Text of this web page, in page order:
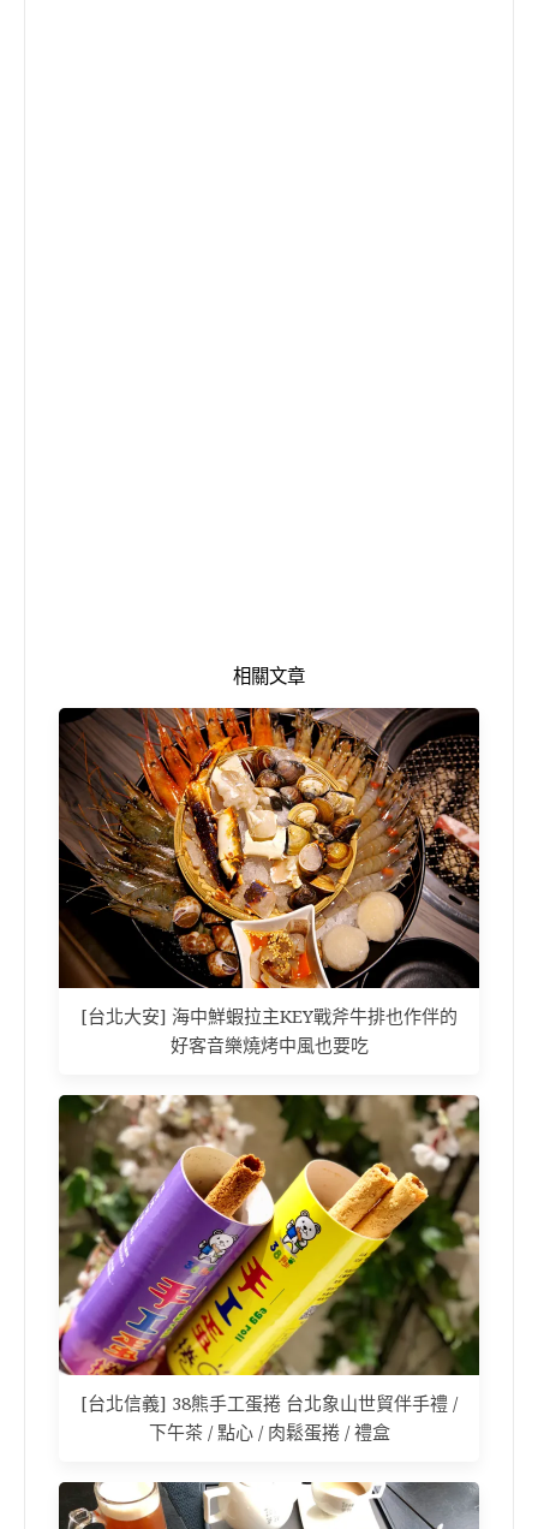
相關文章
[台北大安] 海中鮮蝦拉主KEY戰斧牛排也作伴的
好客音樂燒烤中風也要吃
[台北信義] 38熊手工蛋捲 台北象山世貿伴手禮 /
下午茶 / 點心 / 肉鬆蛋捲 / 禮盒